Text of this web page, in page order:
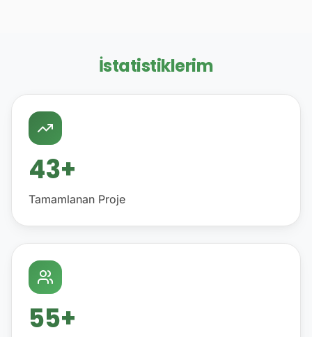
İstatistiklerim
43+
Tamamlanan Proje
55+